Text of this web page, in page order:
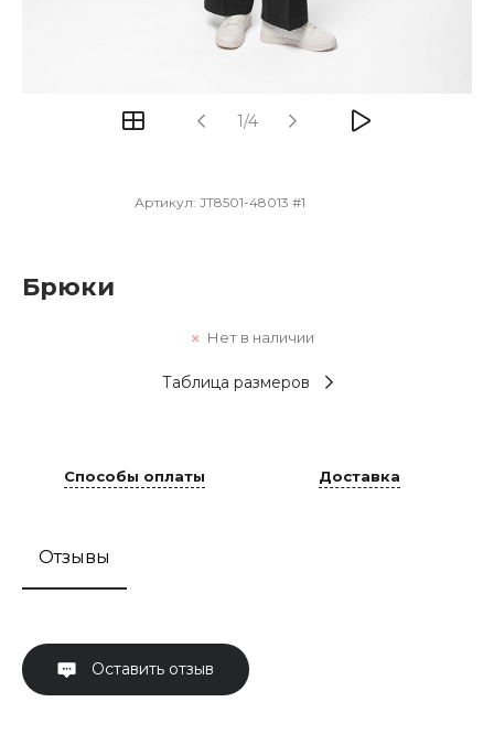
1/4
Артикул: JT8501-48013 #1
Брюки
Нет в наличии
Таблица размеров
Способы оплаты Доставка
Отзывы
Оставить отзыв